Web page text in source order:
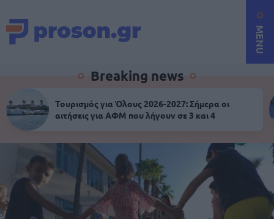
MENU
Breaking news
Τουρισμός για Όλους 2026-2027: Σήμερα οι
αιτήσεις για ΑΦΜ που λήγουν σε 3 και 4